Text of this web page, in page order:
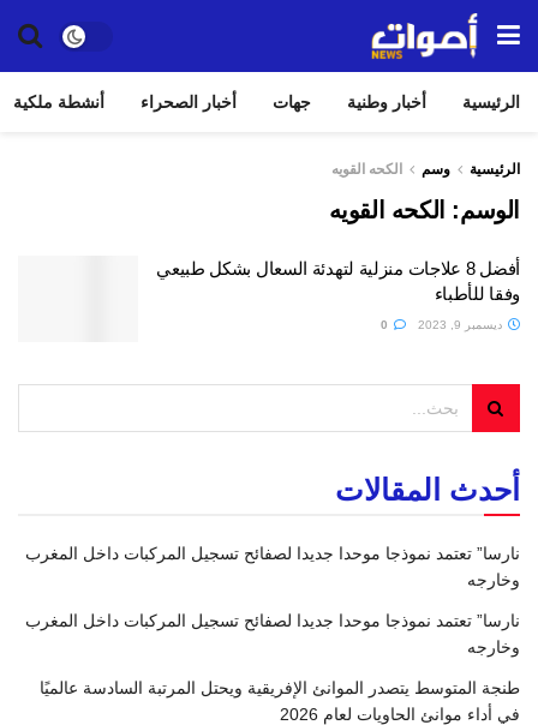
الرئيسية أخبار وطنية جهات أخبار الصحراء أنشطة ملكية
الرئيسية وسم الكحه القويه
الوسم: الكحه القويه
أفضل 8 علاجات منزلية لتهدئة السعال بشكل طبيعي
وفقا للأطباء
ديسمبر 9, 2023
أحدث المقالات
نارسا” تعتمد نموذجا موحدا جديدا لصفائح تسجيل المركبات داخل المغرب
وخارجه
نارسا” تعتمد نموذجا موحدا جديدا لصفائح تسجيل المركبات داخل المغرب
وخارجه
طنجة المتوسط يتصدر الموانئ الإفريقية ويحتل المرتبة السادسة عالميًا
في أداء موانئ الحاويات لعام 2026